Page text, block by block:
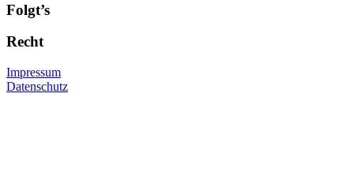
Folgt’s
Recht
Impressum
Datenschutz